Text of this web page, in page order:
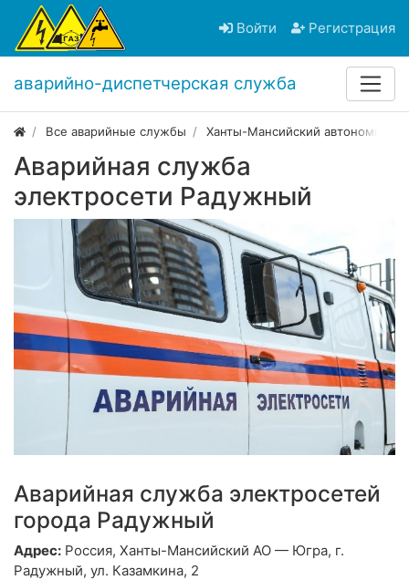
Войти Регистрация
аварийно-диспетчерская служба
Все аварийные службы Ханты-Мансийский автономный
Аварийная служба
электросети Радужный
Аварийная служба электросетей
города Радужный
Адрес: Россия, Ханты-Мансийский АО — Югра, г.
Радужный, ул. Казамкина, 2